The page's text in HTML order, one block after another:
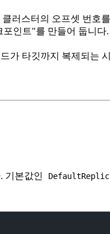
러스터의 오프셋 번호
포인트"를 만들어 둡니다.
가 타깃까지 복제되는
기본값인